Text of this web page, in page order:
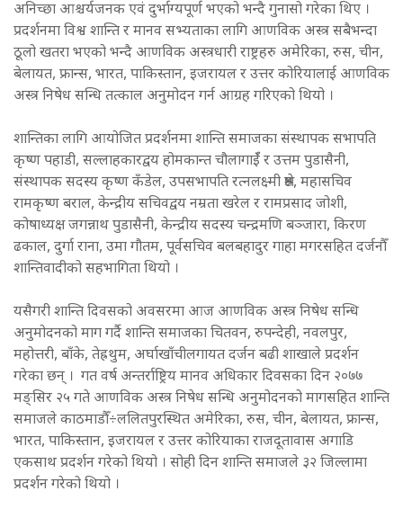
अनिच्छा आश्चर्यजनक एवं दुर्भाग्यपूर्ण भएको भन्दै गुनासो गरेका थिए ।
प्रदर्शनमा विश्व शान्ति र मानव सभ्यताका लागि आणविक अस्त्र सबैभन्दा
ठूलो खतरा भएको भन्दै आणविक अस्त्रधारी राष्ट्रहरु अमेरिका, रुस, चीन,
बेलायत, फ्रान्स, भारत, पाकिस्तान, इजरायल र उत्तर कोरियालाई आणविक
अस्त्र निषेध सन्धि तत्काल अनुमोदन गर्न आग्रह गरिएको थियो ।
शान्तिका लागि आयोजित प्रदर्शनमा शान्ति समाजका संस्थापक सभापति
कृष्ण पहाडी, सल्लाहकारद्वय होमकान्त चौलागाईँ र उत्तम पुडासैनी,
संस्थापक सदस्य कृष्ण कँडेल, उपसभापति रत्नलक्ष्मी श्रेष्ठ, महासचिव
रामकृष्ण बराल, केन्द्रीय सचिवद्वय नम्रता खरेल र रामप्रसाद जोशी,
कोषाध्यक्ष जगन्नाथ पुडासैनी, केन्द्रीय सदस्य चन्द्रमणि बञ्जारा, किरण
ढकाल, दुर्गा राना, उमा गौतम, पूर्वसचिव बलबहादुर गाहा मगरसहित दर्जनौँ
शान्तिवादीको सहभागिता थियो ।
यसैगरी शान्ति दिवसको अवसरमा आज आणविक अस्त्र निषेध सन्धि
अनुमोदनको माग गर्दै शान्ति समाजका चितवन, रुपन्देही, नवलपुर,
महोत्तरी, बाँके, तेह्रथुम, अर्घाखाँचीलगायत दर्जन बढी शाखाले प्रदर्शन
गरेका छन् । गत वर्ष अन्तर्राष्ट्रिय मानव अधिकार दिवसका दिन २०७७
मङ्सिर २५ गते आणविक अस्त्र निषेध सन्धि अनुमोदनको मागसहित शान्ति
समाजले काठमाडौँ÷ललितपुरस्थित अमेरिका, रुस, चीन, बेलायत, फ्रान्स,
भारत, पाकिस्तान, इजरायल र उत्तर कोरियाका राजदूतावास अगाडि
एकसाथ प्रदर्शन गरेको थियो । सोही दिन शान्ति समाजले ३२ जिल्लामा
प्रदर्शन गरेको थियो ।